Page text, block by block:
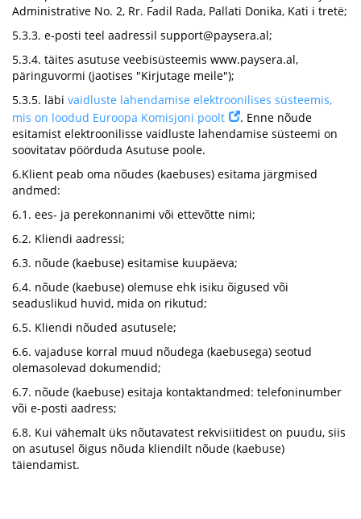
Administrative No. 2, Rr. Fadil Rada, Pallati Donika, Kati i tretë;
5.3.3. e-posti teel aadressil support@paysera.al;
5.3.4. täites asutuse veebisüsteemis www.paysera.al,
päringuvormi (jaotises "Kirjutage meile");
5.3.5. läbi vaidluste lahendamise elektroonilises süsteemis,
mis on loodud Euroopa Komisjoni poolt
. Enne nõude
esitamist elektroonilisse vaidluste lahendamise süsteemi on
soovitatav pöörduda Asutuse poole.
6.Klient peab oma nõudes (kaebuses) esitama järgmised
andmed:
6.1. ees- ja perekonnanimi või ettevõtte nimi;
6.2. Kliendi aadressi;
6.3. nõude (kaebuse) esitamise kuupäeva;
6.4. nõude (kaebuse) olemuse ehk isiku õigused või
seaduslikud huvid, mida on rikutud;
6.5. Kliendi nõuded asutusele;
6.6. vajaduse korral muud nõudega (kaebusega) seotud
olemasolevad dokumendid;
6.7. nõude (kaebuse) esitaja kontaktandmed: telefoninumber
või e-posti aadress;
6.8. Kui vähemalt üks nõutavatest rekvisiitidest on puudu, siis
on asutusel õigus nõuda kliendilt nõude (kaebuse)
täiendamist.